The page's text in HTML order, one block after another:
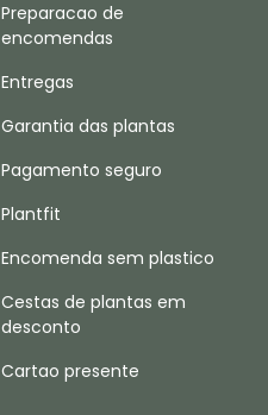
Preparacao de
encomendas
Entregas
Garantia das plantas
Pagamento seguro
Plantfit
Encomenda sem plastico
Cestas de plantas em
desconto
Cartao presente